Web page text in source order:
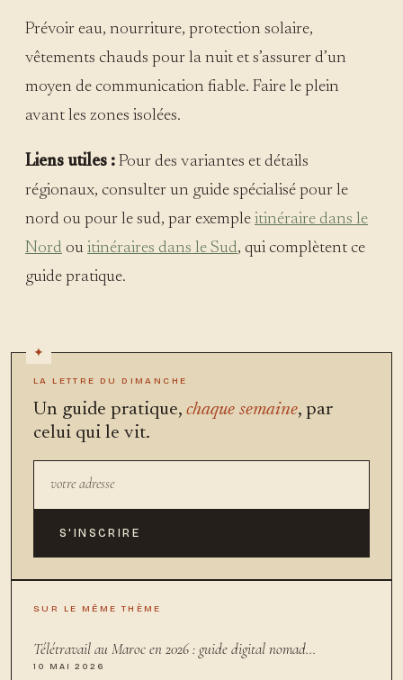
Prévoir eau, nourriture, protection solaire,
vêtements chauds pour la nuit et s’assurer d’un
moyen de communication fiable. Faire le plein
avant les zones isolées.
Liens utiles : Pour des variantes et détails
régionaux, consulter un guide spécialisé pour le
nord ou pour le sud, par exemple itinéraire dans le
Nord ou itinéraires dans le Sud, qui complètent ce
guide pratique.
LA LETTRE DU DIMANCHE
Un guide pratique, chaque semaine, par
celui qui le vit.
S'INSCRIRE
SUR LE MÊME THÈME
Télétravail au Maroc en 2026 : guide digital nomad…
10 MAI 2026